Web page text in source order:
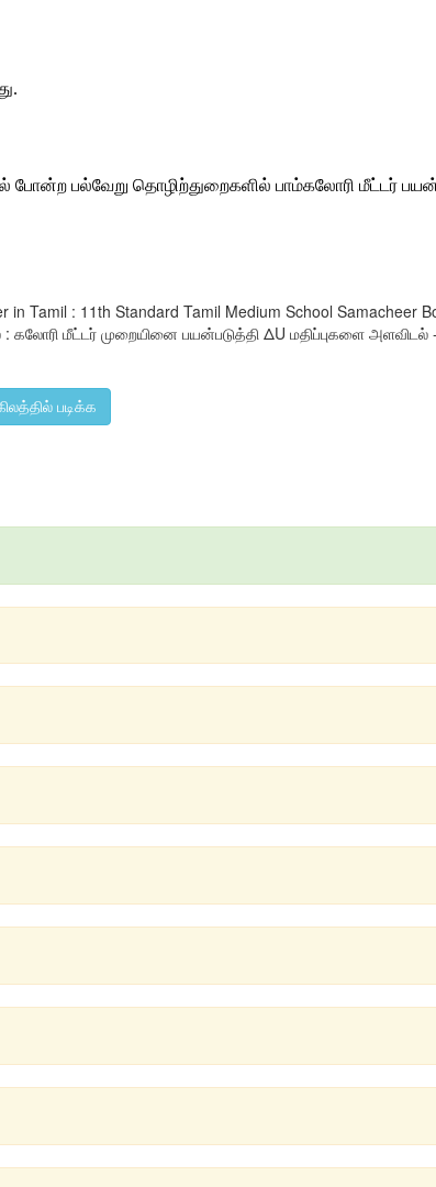
.
போன்ற பல்வேறு தொழிற்துறைகளில் பாம்கலோரி மீட்டர்
Tamil : 11th Standard Tamil Medium School Samacheer
மீட்டர் முறையினை பயன்படுத்தி ΔU மதிப்புகளை அளவிடல்
படிக்க